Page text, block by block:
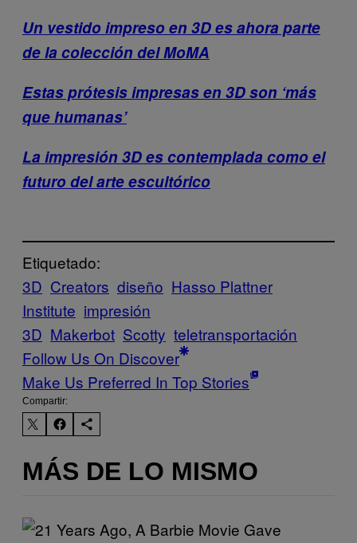
Un vestido impreso en 3D es ahora parte
de la colección del MoMA
Estas prótesis impresas en 3D son ‘más
que humanas’
La impresión 3D es contemplada como el
futuro del arte escultórico
Etiquetado:
3D Creators diseño Hasso Plattner
Institute impresión
3D Makerbot Scotty teletransportación
Follow Us On Discover
Make Us Preferred In Top Stories
Compartir:
MÁS DE LO MISMO